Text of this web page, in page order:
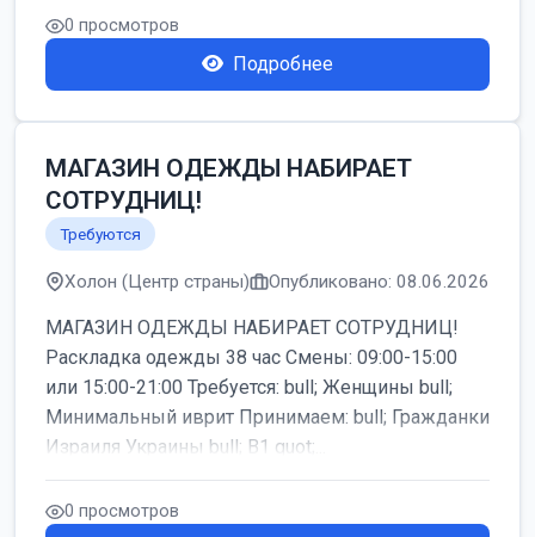
0 просмотров
Подробнее
МАГАЗИН ОДЕЖДЫ НАБИРАЕТ
СОТРУДНИЦ!
Требуются
Холон (Центр страны) Опубликовано: 08.06.2026
МАГАЗИН ОДЕЖДЫ НАБИРАЕТ СОТРУДНИЦ!
Раскладка одежды 38 час Смены: 09:00-15:00
или 15:00-21:00 Требуется: bull; Женщины bull;
Минимальный иврит Принимаем: bull; Гражданки
Израиля Украины bull; B1 quot;...
0 просмотров